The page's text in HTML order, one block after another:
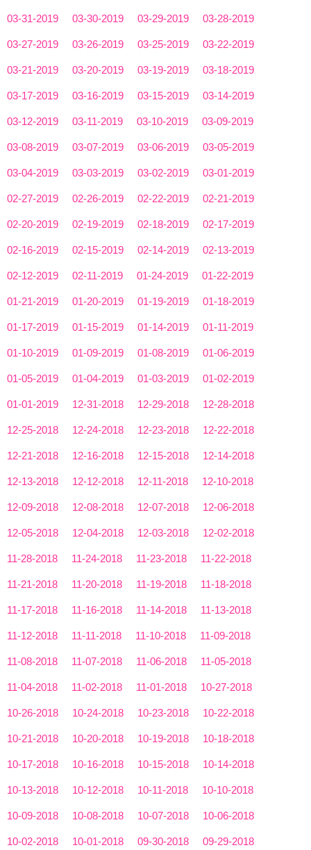
03-31-2019 03-30-2019 03-29-2019 03-28-2019
03-27-2019 03-26-2019 03-25-2019 03-22-2019
03-21-2019 03-20-2019 03-19-2019 03-18-2019
03-17-2019 03-16-2019 03-15-2019 03-14-2019
03-12-2019 03-11-2019 03-10-2019 03-09-2019
03-08-2019 03-07-2019 03-06-2019 03-05-2019
03-04-2019 03-03-2019 03-02-2019 03-01-2019
02-27-2019 02-26-2019 02-22-2019 02-21-2019
02-20-2019 02-19-2019 02-18-2019 02-17-2019
02-16-2019 02-15-2019 02-14-2019 02-13-2019
02-12-2019 02-11-2019 01-24-2019 01-22-2019
01-21-2019 01-20-2019 01-19-2019 01-18-2019
01-17-2019 01-15-2019 01-14-2019 01-11-2019
01-10-2019 01-09-2019 01-08-2019 01-06-2019
01-05-2019 01-04-2019 01-03-2019 01-02-2019
01-01-2019 12-31-2018 12-29-2018 12-28-2018
12-25-2018 12-24-2018 12-23-2018 12-22-2018
12-21-2018 12-16-2018 12-15-2018 12-14-2018
12-13-2018 12-12-2018 12-11-2018 12-10-2018
12-09-2018 12-08-2018 12-07-2018 12-06-2018
12-05-2018 12-04-2018 12-03-2018 12-02-2018
11-28-2018 11-24-2018 11-23-2018 11-22-2018
11-21-2018 11-20-2018 11-19-2018 11-18-2018
11-17-2018 11-16-2018 11-14-2018 11-13-2018
11-12-2018 11-11-2018 11-10-2018 11-09-2018
11-08-2018 11-07-2018 11-06-2018 11-05-2018
11-04-2018 11-02-2018 11-01-2018 10-27-2018
10-26-2018 10-24-2018 10-23-2018 10-22-2018
10-21-2018 10-20-2018 10-19-2018 10-18-2018
10-17-2018 10-16-2018 10-15-2018 10-14-2018
10-13-2018 10-12-2018 10-11-2018 10-10-2018
10-09-2018 10-08-2018 10-07-2018 10-06-2018
10-02-2018 10-01-2018 09-30-2018 09-29-2018